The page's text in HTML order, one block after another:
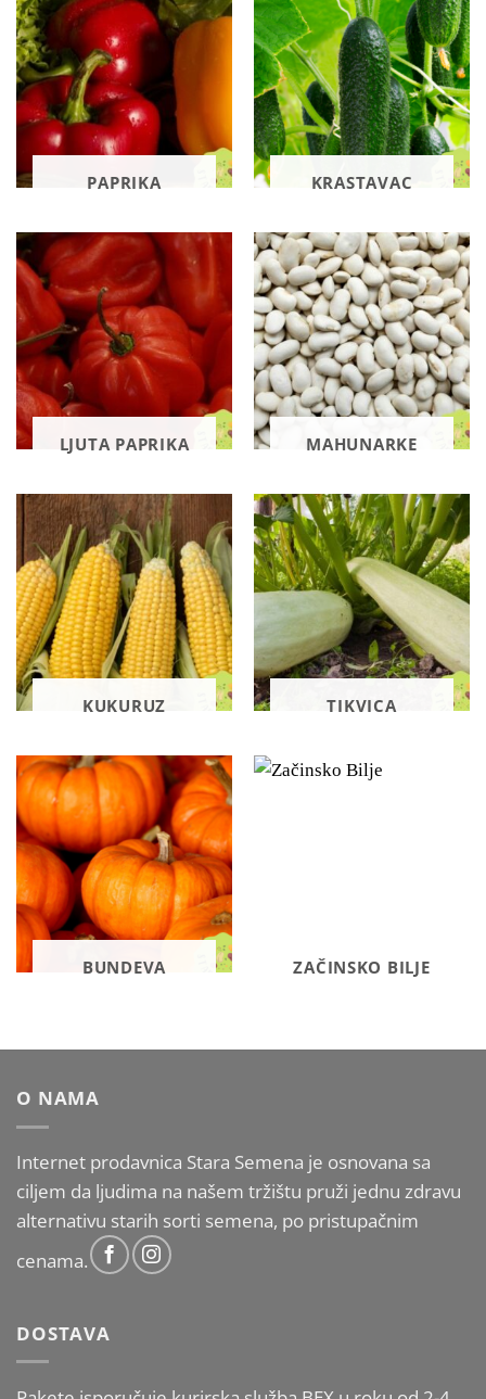
PAPRIKA KRASTAVAC
LJUTA PAPRIKA MAHUNARKE
KUKURUZ TIKVICA
BUNDEVA ZAČINSKO BILJE
O NAMA
Internet prodavnica Stara Semena je osnovana sa
ciljem da ljudima na našem tržištu pruži jednu zdravu
alternativu starih sorti semena, po pristupačnim
cenama.
DOSTAVA